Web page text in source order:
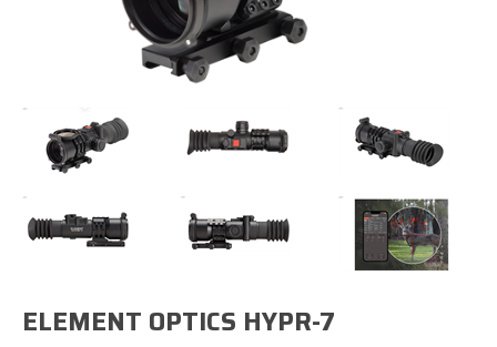
ELEMENT OPTICS HYPR-7